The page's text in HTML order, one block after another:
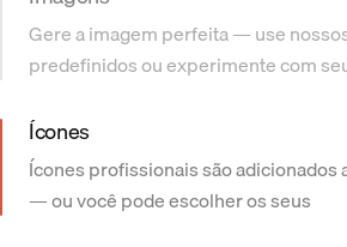
Gere a imagem perfeita — use
predefinidos ou experimente com
Ícones
Ícones profissionais são adicionados
— ou você pode escolher os seus